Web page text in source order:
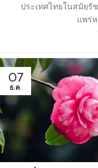
ประเทศไทยในสมัยรั
แพร่
07
ธ.ค.